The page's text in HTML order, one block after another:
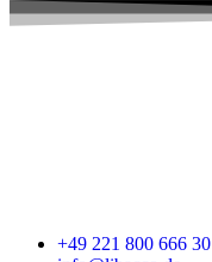
+49 221 800 666 30